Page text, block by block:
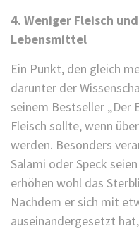
4. Weniger Fleisch
Lebensmittel
Ein Punkt, den gleich
darunter der
seinem Bestseller „Der
Fleisch sollte, wenn
werden. Besonders
Salami oder Speck
erhöhen wohl das
Nachdem er sich mit
auseinandergesetzt